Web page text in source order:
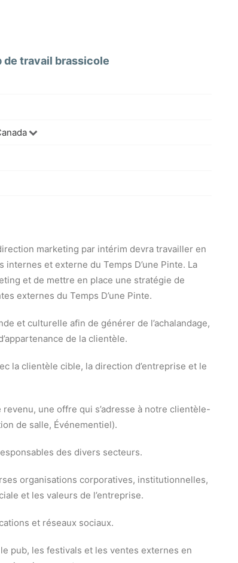
de travail brassicole
marketing par intérim devra travailler en
et externe du Temps D’une Pinte. La
et de mettre en place une stratégie de
externes du Temps D’une Pinte.
et culturelle afin de générer de l’achalandage,
de la clientèle.
la clientèle cible, la direction d’entreprise et le
une offre qui s’adresse à notre clientèle-
de salle, Événementiel).
des divers secteurs.
organisations corporatives, institutionnelles,
et les valeurs de l’entreprise.
et réseaux sociaux.
pub, les festivals et les ventes externes en